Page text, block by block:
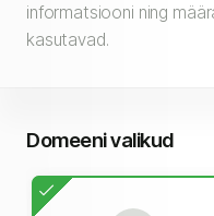
informatsiooni ning
kasutavad.
Domeeni valikud